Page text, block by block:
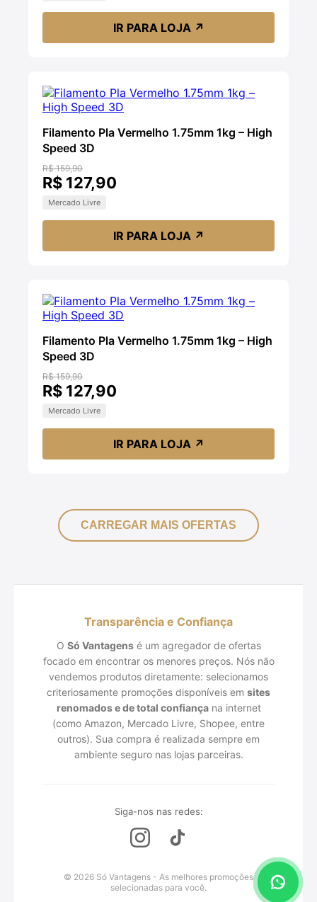
IR PARA LOJA ↗
Filamento Pla Vermelho 1.75mm 1kg – High
Speed 3D
R$ 159,90
R$ 127,90
Mercado Livre
IR PARA LOJA ↗
Filamento Pla Vermelho 1.75mm 1kg – High
Speed 3D
R$ 159,90
R$ 127,90
Mercado Livre
IR PARA LOJA ↗
CARREGAR MAIS OFERTAS
Transparência e Confiança
O Só Vantagensé um agregador de ofertas
focado em encontrar os menores preços. Nós não
vendemos produtos diretamente: selecionamos
criteriosamente promoções disponíveis em sites
renomados e de total confiançana internet
(como Amazon, Mercado Livre, Shopee, entre
outros). Sua compra é realizada sempre em
ambiente seguro nas lojas parceiras.
Siga-nos nas redes:
© 2026 Só Vantagens - As melhores promoções
selecionadas para você.